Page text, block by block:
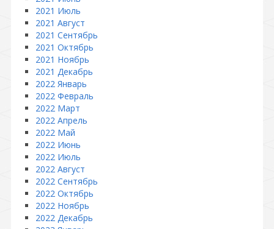
2021 Июль
2021 Август
2021 Сентябрь
2021 Октябрь
2021 Ноябрь
2021 Декабрь
2022 Январь
2022 Февраль
2022 Март
2022 Апрель
2022 Май
2022 Июнь
2022 Июль
2022 Август
2022 Сентябрь
2022 Октябрь
2022 Ноябрь
2022 Декабрь